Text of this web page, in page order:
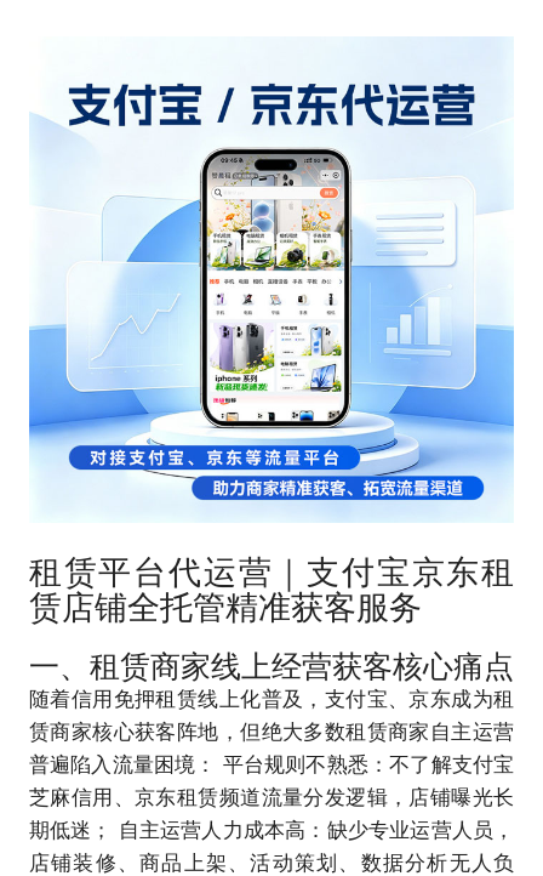
租赁平台代运营｜支付宝京东租
赁店铺全托管精准获客服务
一、租赁商家线上经营获客核心痛点
随着信用免押租赁线上化普及，支付宝、京东成为租
赁商家核心获客阵地，但绝大多数租赁商家自主运营
普遍陷入流量困境： 平台规则不熟悉：不了解支付宝
芝麻信用、京东租赁频道流量分发逻辑，店铺曝光长
期低迷； 自主运营人力成本高：缺少专业运营人员，
店铺装修、商品上架、活动策划、数据分析无人负